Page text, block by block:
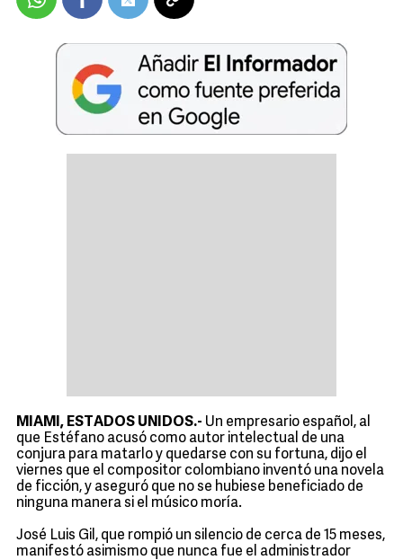
MIAMI, ESTADOS UNIDOS.- Un empresario español, al
que Estéfano acusó como autor intelectual de una
conjura para matarlo y quedarse con su fortuna, dijo el
viernes que el compositor colombiano inventó una novela
de ficción, y aseguró que no se hubiese beneficiado de
ninguna manera si el músico moría.
José Luis Gil, que rompió un silencio de cerca de 15 meses,
manifestó asimismo que nunca fue el administrador